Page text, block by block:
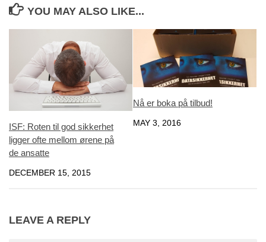
YOU MAY ALSO LIKE...
ISF: Roten til god sikkerhet
ligger ofte mellom ørene på
de ansatte
DECEMBER 15, 2015
Nå er boka på tilbud!
MAY 3, 2016
LEAVE A REPLY